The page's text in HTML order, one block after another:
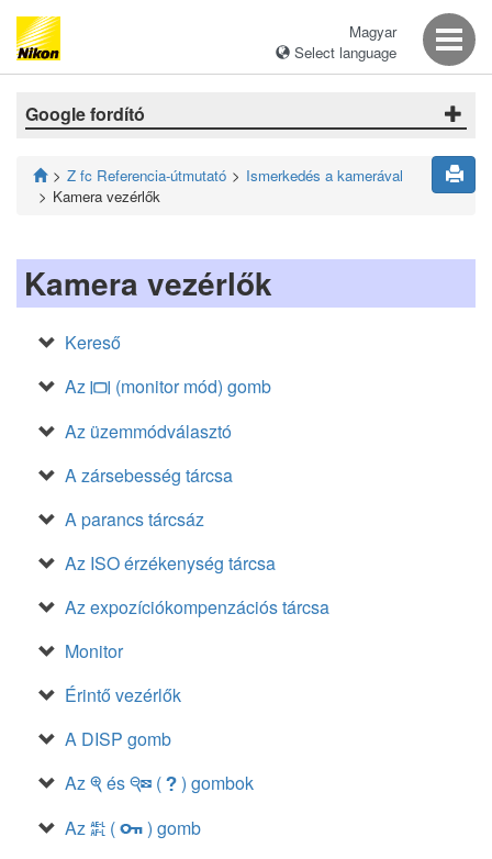
Magyar
Select language
Google fordító
Z fc Referencia-útmutató
Ismerkedés a kamerával
Kamera vezérlők
Kamera vezérlők
Kereső
Az M (monitor mód) gomb
Az üzemmódválasztó
A zársebesség tárcsa
A parancs tárcsáz
Az ISO érzékenység tárcsa
Az expozíciókompenzációs tárcsa
Monitor
Érintő vezérlők
A DISP gomb
Az X és W ( Q ) gombok
Az A ( g ) gomb